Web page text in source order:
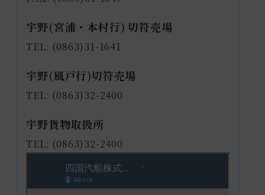
宇野(宮浦・本村行) 切符売場
TEL: (0863)31-1641
宇野(風戸行)切符売場
TEL: (0863)32-2400
宇野貨物取扱所
TEL: (0863)32-2400